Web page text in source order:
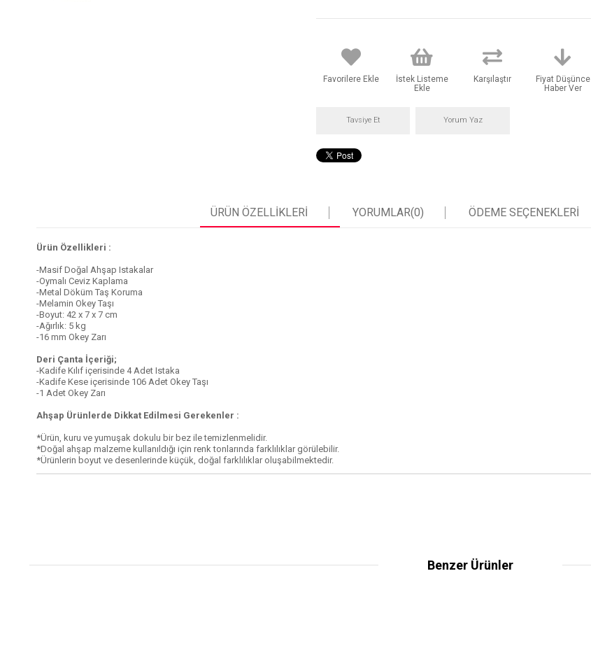
Favorilere Ekle
İstek Listeme
Ekle
Karşılaştır
Fiyat Düşünce
Haber Ver
Tavsiye Et Yorum Yaz
ÜRÜN ÖZELLIKLERI YORUMLAR(0) ÖDEME SEÇENEKLERI
Ürün Özellikleri :
-Masif Doğal Ahşap Istakalar
-Oymalı Ceviz Kaplama
-Metal Döküm Taş Koruma
-Melamin Okey Taşı
-Boyut: 42 x 7 x 7 cm
-Ağırlık: 5 kg
-16 mm Okey Zarı
Deri Çanta İçeriği;
-Kadife Kılıf içerisinde 4 Adet Istaka
-Kadife Kese içerisinde 106 Adet Okey Taşı
-1 Adet Okey Zarı
Ahşap Ürünlerde Dikkat Edilmesi Gerekenler :
*Ürün, kuru ve yumuşak dokulu bir bez ile temizlenmelidir.
*Doğal ahşap malzeme kullanıldığı için renk tonlarında farklılıklar görülebilir.
*Ürünlerin boyut ve desenlerinde küçük, doğal farklılıklar oluşabilmektedir.
Benzer Ürünler